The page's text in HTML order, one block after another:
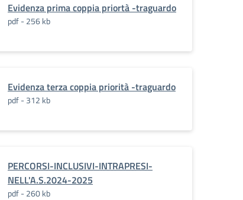
Evidenza prima coppia priortà -traguardo
pdf - 256 kb
Evidenza terza coppia priorità -traguardo
pdf - 312 kb
PERCORSI-INCLUSIVI-INTRAPRESI-
NELL'A.S.2024-2025
pdf - 260 kb